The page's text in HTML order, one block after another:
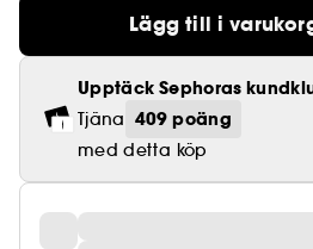
Lägg till i
Upptäck Sephoras
Tjäna 409 poäng
med detta köp